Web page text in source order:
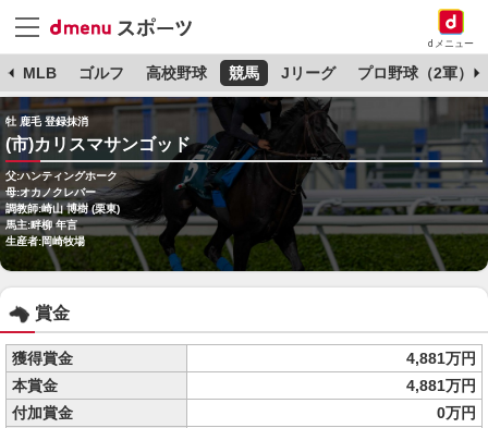
dメニュー
MLB ゴルフ 高校野球 競馬 Jリーグ プロ野球（2軍）
牡 鹿毛 登録抹消
(市)カリスマサンゴッド
父:ハンティングホーク
母:オカノクレバー
調教師:崎山 博樹 (栗東)
馬主:畔柳 年言
生産者:岡崎牧場
賞金
獲得賞金
4,881万円
本賞金
4,881万円
付加賞金
0万円